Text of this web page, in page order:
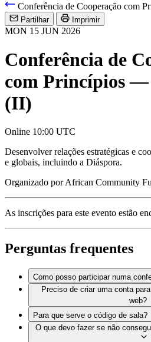
Conferência de Cooperação com
Partilhar Imprimir
MON 15 JUN 2026
Conferência de
com Princípios —
(II)
Online 10:00 UTC
Desenvolver relações estratégicas e
e globais, incluindo a Diáspora.
Organizado porAfrican Community
As inscrições para este evento estão
Perguntas frequentes
Como posso participar numa
Preciso de criar uma conta
web?
Para que serve o código de sala?
O que devo fazer se não